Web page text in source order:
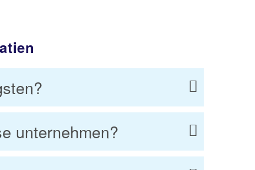
unternehmen?